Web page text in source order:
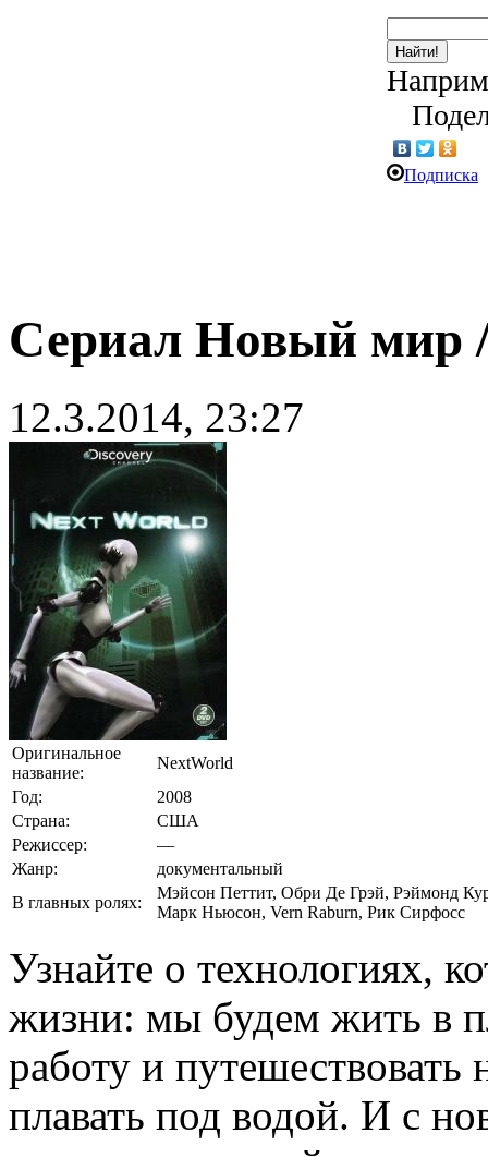
Найти!
Подписка
Сериал Новый мир
12.3.2014, 23:27
Оригинальное
название:
NextWorld
Год:
2008
Страна:
США
Режиссер:
—
Жанр:
документальный
В главных ролях:
Мэйсон Петтит, Обри Де Грэй, Рэймонд
Марк Ньюсон, Vern Raburn, Рик Сирфосс
Узнайте о технологиях,
жизни: мы будем жить в
работу и
плавать под водой. И с